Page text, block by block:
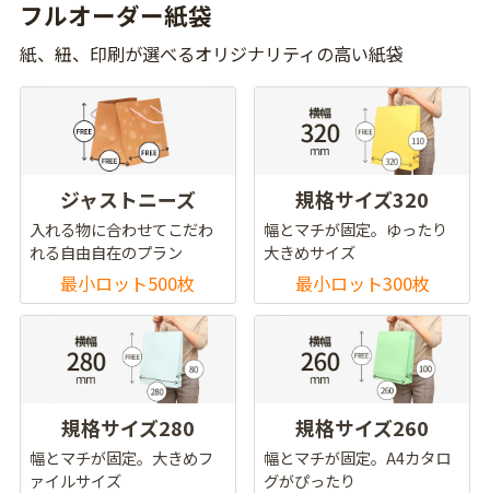
フルオーダー紙袋
紙、紐、印刷が選べるオリジナリティの高い紙袋
ジャストニーズ
入れる物に合わせてこだわ
れる自由自在のプラン
最小ロット500枚
規格サイズ320
幅とマチが固定。ゆったり
大きめサイズ
最小ロット300枚
規格サイズ280
幅とマチが固定。大きめフ
ァイルサイズ
規格サイズ260
幅とマチが固定。A4カタロ
グがぴったり